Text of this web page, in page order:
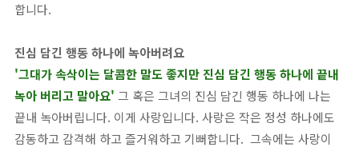
합니다.
진심 담긴 행동 하나에 녹아버려요
'그대가 속삭이는 달콤한 말도 좋지만 진심 담긴 행동 하나에 끝내
녹아 버리고 말아요' 그 혹은 그녀의 진심 담긴 행동 하나에 나는
끝내 녹아버립니다. 이게 사랑입니다. 사랑은 작은 정성 하나에도
감동하고 감격해 하고 즐거워하고 기뻐합니다. 그속에는 사랑이